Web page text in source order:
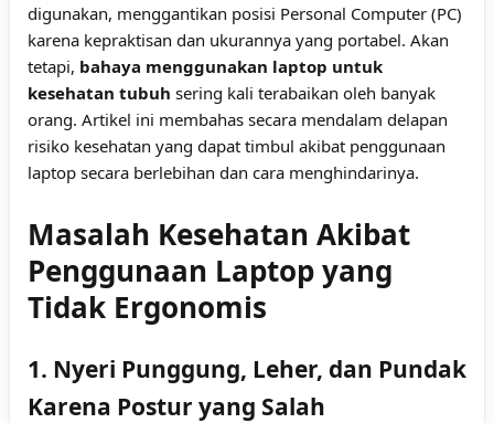
digunakan, menggantikan posisi Personal Computer (PC)
karena kepraktisan dan ukurannya yang portabel. Akan
tetapi, bahaya menggunakan laptop untuk
kesehatan tubuh sering kali terabaikan oleh banyak
orang. Artikel ini membahas secara mendalam delapan
risiko kesehatan yang dapat timbul akibat penggunaan
laptop secara berlebihan dan cara menghindarinya.
Masalah Kesehatan Akibat
Penggunaan Laptop yang
Tidak Ergonomis
1. Nyeri Punggung, Leher, dan Pundak
Karena Postur yang Salah